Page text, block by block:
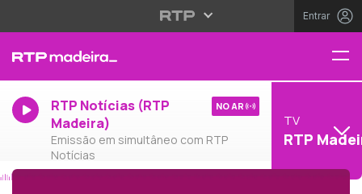
Entrar
RTP Notícias (RTP
Madeira)
Emissão em simultâneo com RTP
Notícias
NO AR
TV
RTP